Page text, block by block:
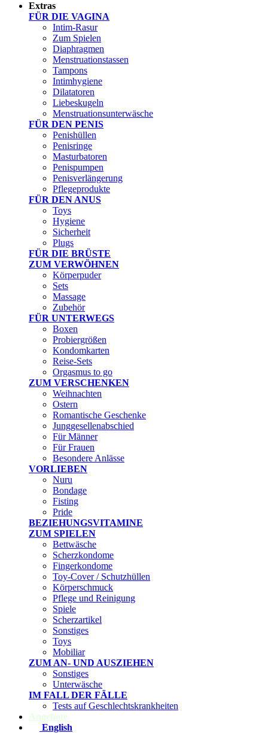
Extras
FÜR DIE VAGINA
Intim-Rasur
Zum Spielen
Diaphragmen
Menstruationstassen
Tampons
Intimhygiene
Dilatatoren
Liebeskugeln
Menstruationsunterwäsche
FÜR DEN PENIS
Penishüllen
Penisringe
Masturbatoren
Penispumpen
Penisverlängerung
Pflegeprodukte
FÜR DEN ANUS
Toys
Hygiene
Sicherheit
Plugs
FÜR DIE BRÜSTE
ZUM VERWÖHNEN
Körperpuder
Sets
Massage
Zubehör
FÜR UNTERWEGS
Boxen
Probiergrößen
Kondomkarten
Reise-Sets
Orgasmus to go
ZUM VERSCHENKEN
Weihnachten
Ostern
Romantische Geschenke
Junggesellenabschied
Für Männer
Für Frauen
Besondere Anlässe
VORLIEBEN
Nuru
Bondage
Fisting
Pride
BEZIEHUNGSVITAMINE
ZUM SPIELEN
Bettwäsche
Scherzkondome
Fingerkondome
Toy-Cover / Schutzhüllen
Körperschmuck
Pflege und Reinigung
Spiele
Scherzartikel
Sonstiges
Toys
Mobiliar
ZUM AN- UND AUSZIEHEN
Sonstiges
Unterwäsche
IM FALL DER FÄLLE
Tests auf Geschlechtskrankheiten
Angebote
English